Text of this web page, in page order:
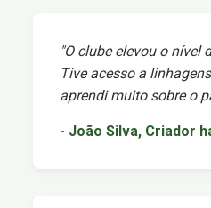
"O clube elevou o nível
Tive acesso a
aprendi muito sobre o
- João Silva, Criador